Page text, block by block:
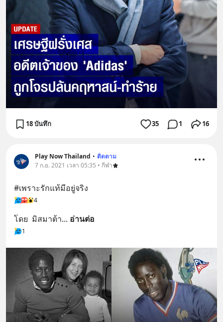
18 บันทึก 35 1 16
Play Now Thailand • ติดตาม
7 ก.ย. 2021 เวลา 05:35 • กีฬา
#เพราะรักแท้มีอยู่จริง
4
โดย  มิสมาต้า... อ่านต่อ
1